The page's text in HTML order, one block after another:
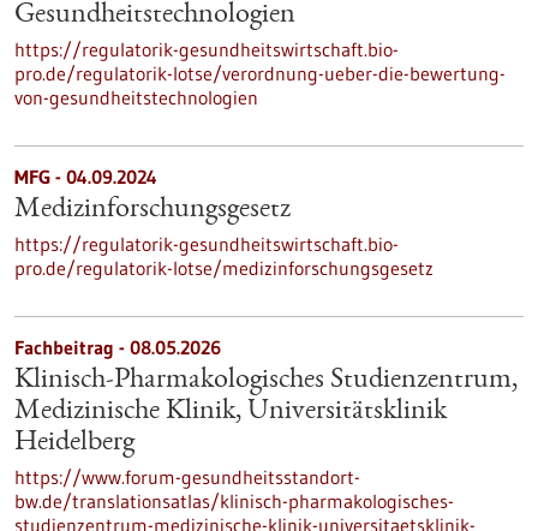
Gesundheitstechnologien
https://regulatorik-gesundheitswirtschaft.bio-
pro.de/regulatorik-lotse/verordnung-ueber-die-bewertung-
von-gesundheitstechnologien
MFG - 04.09.2024
Medizinforschungsgesetz
https://regulatorik-gesundheitswirtschaft.bio-
pro.de/regulatorik-lotse/medizinforschungsgesetz
Fachbeitrag - 08.05.2026
Klinisch-Pharmakologisches Studienzentrum,
Medizinische Klinik, Universitätsklinik
Heidelberg
https://www.forum-gesundheitsstandort-
bw.de/translationsatlas/klinisch-pharmakologisches-
studienzentrum-medizinische-klinik-universitaetsklinik-